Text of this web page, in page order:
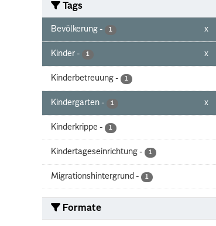
Tags
Bevölkerung - 1 x
Kinder - 1 x
Kinderbetreuung - 1
Kindergarten - 1 x
Kinderkrippe - 1
Kindertageseinrichtung - 1
Migrationshintergrund - 1
Formate